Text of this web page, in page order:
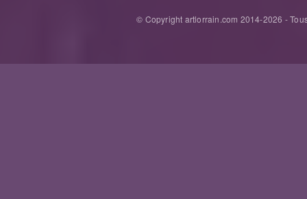
© Copyright artlorrain.com 2014-2026 -